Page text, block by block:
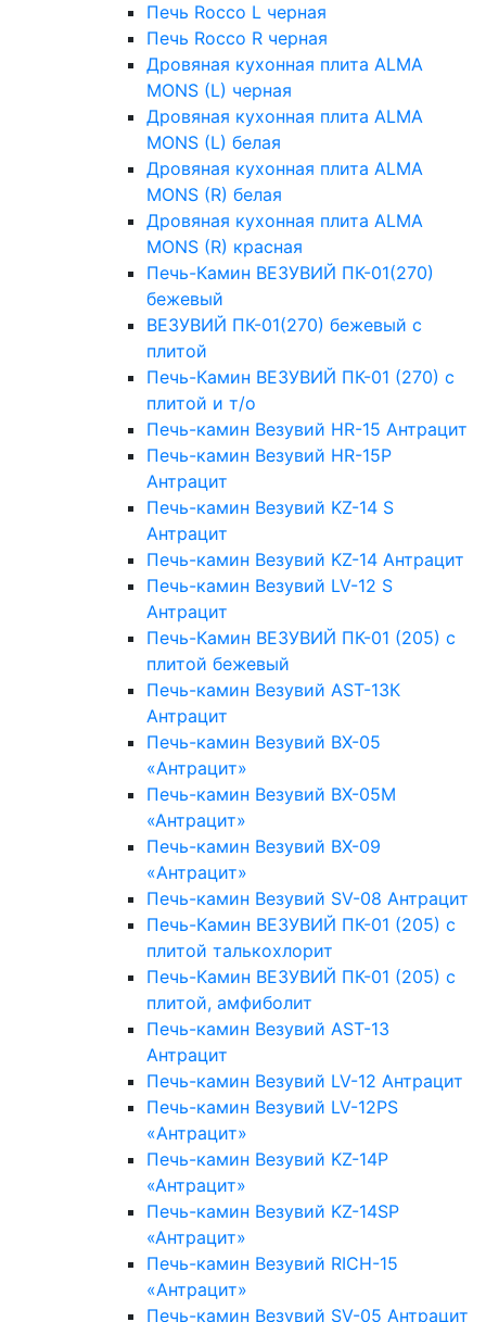
Печь Rocco L черная
Печь Rocco R черная
Дровяная кухонная плита АLMA
MONS (L) черная
Дровяная кухонная плита АLMA
MONS (L) белая
Дровяная кухонная плита АLMA
MONS (R) белая
Дровяная кухонная плита АLMA
MONS (R) красная
Печь-Камин ВЕЗУВИЙ ПК-01(270)
бежевый
ВЕЗУВИЙ ПК-01(270) бежевый с
плитой
Печь-Камин ВЕЗУВИЙ ПК-01 (270) с
плитой и т/о
Печь-камин Везувий HR-15 Антрацит
Печь-камин Везувий HR-15Р
Антрацит
Печь-камин Везувий KZ-14 S
Антрацит
Печь-камин Везувий KZ-14 Антрацит
Печь-камин Везувий LV-12 S
Антрацит
Печь-Камин ВЕЗУВИЙ ПК-01 (205) с
плитой бежевый
Печь-камин Везувий AST-13К
Антрацит
Печь-камин Везувий BX-05
«Антрацит»
Печь-камин Везувий BX-05М
«Антрацит»
Печь-камин Везувий BX-09
«Антрацит»
Печь-камин Везувий SV-08 Антрацит
Печь-Камин ВЕЗУВИЙ ПК-01 (205) с
плитой талькохлорит
Печь-Камин ВЕЗУВИЙ ПК-01 (205) с
плитой, амфиболит
Печь-камин Везувий AST-13
Антрацит
Печь-камин Везувий LV-12 Антрацит
Печь-камин Везувий LV-12РS
«Антрацит»
Печь-камин Везувий KZ-14Р
«Антрацит»
Печь-камин Везувий KZ-14SР
«Антрацит»
Печь-камин Везувий RICH-15
«Антрацит»
Печь-камин Везувий SV-05 Антрацит